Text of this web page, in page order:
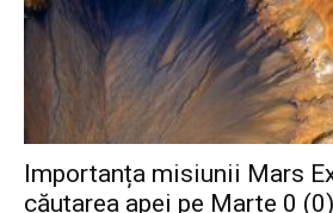
Importanța misiunii Mars
căutarea apei pe Marte 0 (0)